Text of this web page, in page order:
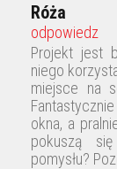
Róża
odpowiedz
Projekt jest
niego
miejsce na
okna, a
pokuszą
pomysłu?